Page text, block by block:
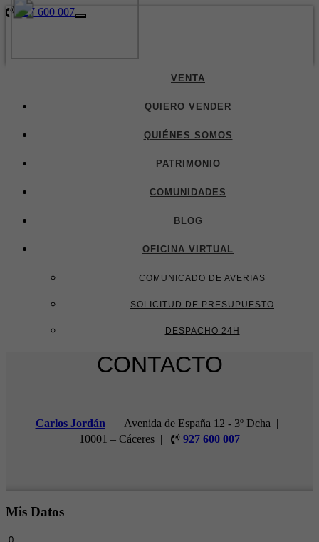
927 600 007
Toggle
VENTA
QUIERO VENDER
QUIÉNES SOMOS
PATRIMONIO
COMUNIDADES
BLOG
OFICINA VIRTUAL
COMUNICADO DE AVERIAS
SOLICITUD DE PRESUPUESTO
DESPACHO 24H
CONTACTO
Carlos Jordán | Avenida de España 12 - 3º Dcha |
10001 – Cáceres |
927 600 007
Mis Datos